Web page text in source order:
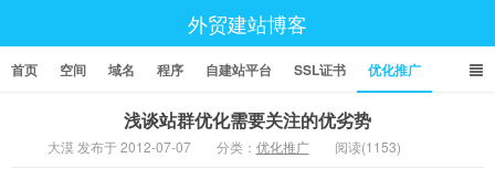
外贸建站博客
首页 空间 域名 程序 自建站平台 SSL证书 优化推广
浅谈站群优化需要关注的优劣势
大漠 发布于 2012-07-07 分类： 优化推广 阅读(1153)